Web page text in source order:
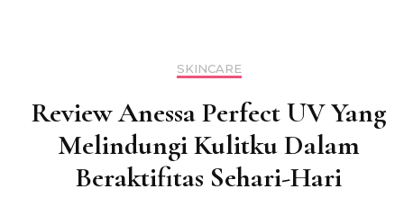
SKINCARE
Review Anessa Perfect UV Yang
Melindungi Kulitku Dalam
Beraktifitas Sehari-Hari